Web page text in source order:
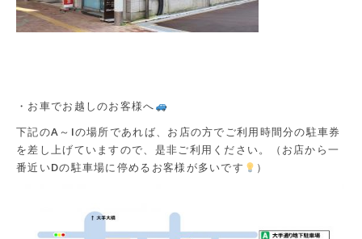
・お車でお越しのお客様へ
下記のA～Iの場所であれば、お店の方でご利用時間分の駐車券
を差し上げていますので、是非ご利用ください。（お店から一
番近いDの駐車場に停めるお客様が多いです
）